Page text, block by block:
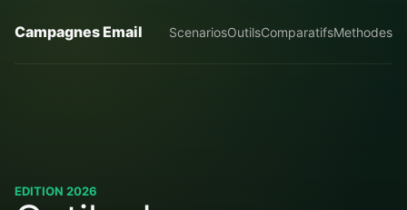
Campagnes Email ScenariosOutilsComparatifsMethodes
EDITION 2026